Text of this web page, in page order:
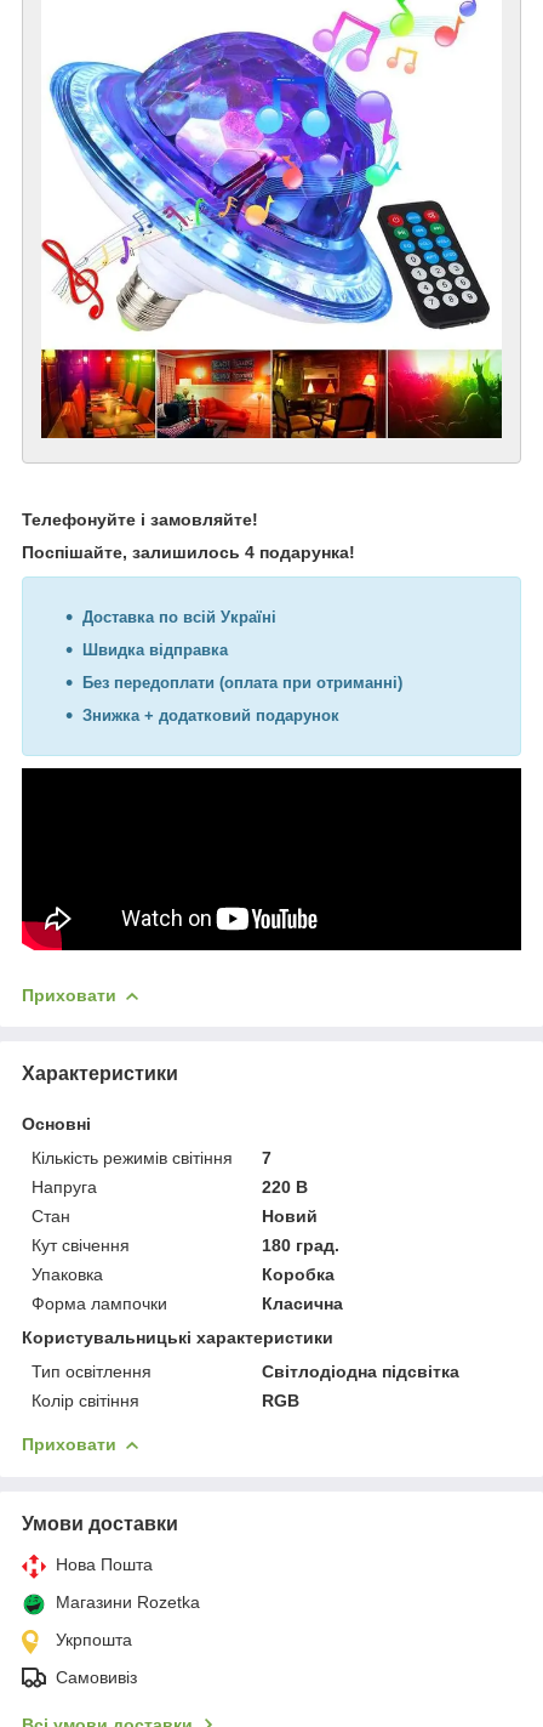
Телефонуйте і замовляйте!
Поспішайте, залишилось 4 подарунка!
Доставка по всій Україні
Швидка відправка
Без передоплати (оплата при отриманні)
Знижка + додатковий подарунок
Приховати
Характеристики
Основні
Кількість режимів світіння
7
Напруга
220 В
Стан
Новий
Кут свічення
180 град.
Упаковка
Коробка
Форма лампочки
Класична
Користувальницькі характеристики
Тип освітлення
Світлодіодна підсвітка
Колір світіння
RGB
Приховати
Умови доставки
Нова Пошта
Магазини Rozetka
Укрпошта
Самовивіз